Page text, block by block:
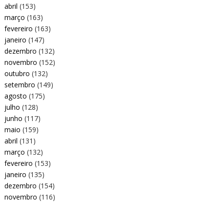
abril (153)
março (163)
fevereiro (163)
janeiro (147)
dezembro (132)
novembro (152)
outubro (132)
setembro (149)
agosto (175)
julho (128)
junho (117)
maio (159)
abril (131)
março (132)
fevereiro (153)
janeiro (135)
dezembro (154)
novembro (116)